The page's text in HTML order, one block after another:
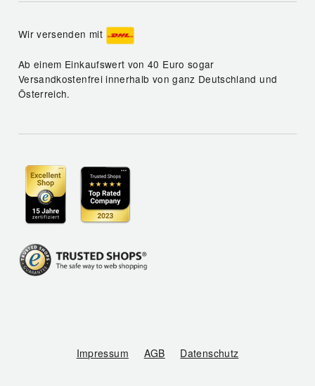
Wir versenden mit
Ab einem Einkaufswert von 40 Euro sogar
Versandkostenfrei innerhalb von ganz Deutschland und
Österreich.
Impressum AGB Datenschutz